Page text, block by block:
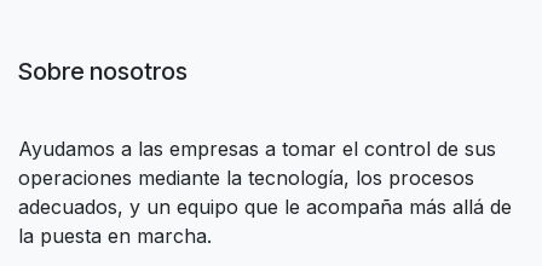
Sobre nosotros
Ayudamos a las empresas a tomar el control de sus
operaciones mediante la tecnología, los procesos
adecuados, y un equipo que le acompaña más allá de
la puesta en marcha.